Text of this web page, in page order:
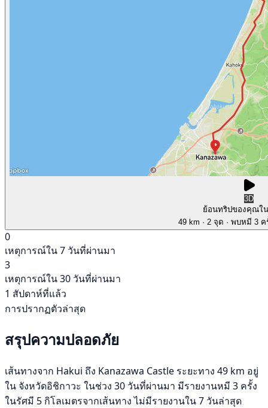
3D
ย้อนทริปของคุณใ
49 km · 2 จุด · พบหมี 3
0
เหตุการณ์ใน 7 วันที่ผ่านมา
3
เหตุการณ์ใน 30 วันที่ผ่านมา
1 สัปดาห์ที่แล้ว
การปรากฏตัวล่าสุด
สรุปความปลอดภัย
เส้นทางจาก Hakui ถึง Kanazawa Castle ระยะทาง 49 km อยู่
ใน จังหวัดอิชิกาวะ ในช่วง 30 วันที่ผ่านมา มีรายงานหมี 3 ครั้ง
ในรัศมี 5 กิโลเมตรจากเส้นทาง ไม่มีรายงานใน 7 วันล่าสุด